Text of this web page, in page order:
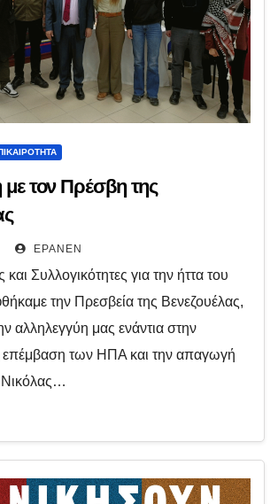
τον Πρέσβη της
EPANEN
Συλλογικότητες για την ήττα του
την Πρεσβεία της Βενεζουέλας,
αλληλεγγύη μας ενάντια στην
επέμβαση των ΗΠΑ και την απαγωγή